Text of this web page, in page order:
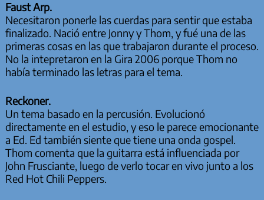
Faust Arp.
Necesitaron ponerle las cuerdas para sentir que estaba
finalizado. Nació entre Jonny y Thom, y fué una de las
primeras cosas en las que trabajaron durante el proceso.
No la intepretaron en la Gira 2006 porque Thom no
había terminado las letras para el tema.
Reckoner.
Un tema basado en la percusión. Evolucionó
directamente en el estudio, y eso le parece emocionante
a Ed. Ed también siente que tiene una onda gospel.
Thom comenta que la guitarra está influenciada por
John Frusciante, luego de verlo tocar en vivo junto a los
Red Hot Chili Peppers.